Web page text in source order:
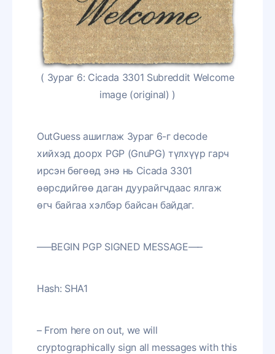
( Зураг 6: Cicada 3301 Subreddit Welcome
image (original) )
OutGuess ашиглаж Зураг 6-г decode
хийхэд доорх PGP (GnuPG) түлхүүр гарч
ирсэн бөгөөд энэ нь Cicada 3301
өөрсдийгөө даган дуурайгчдаас ялгаж
өгч байгаа хэлбэр байсан байдаг.
—–BEGIN PGP SIGNED MESSAGE—–
Hash: SHA1
– From here on out, we will
cryptographically sign all messages with this